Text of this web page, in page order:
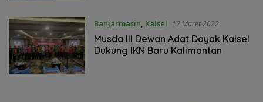
Banjarmasin, Kalsel 12 Maret 2022
Musda III Dewan Adat Dayak Kalsel
Dukung IKN Baru Kalimantan